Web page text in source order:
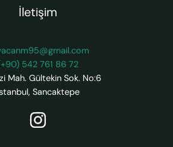
İletişim
542 761 86 72
Mah. Gültekin Sok. No:6
, Sancaktepe